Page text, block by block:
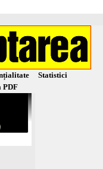
Statistici
PDF